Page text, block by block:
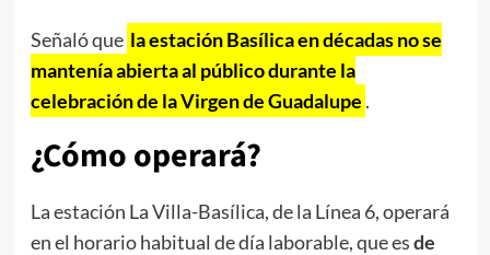
Señaló que la estación Basílica en décadas no se
mantenía abierta al público durante la
celebración de la Virgen de Guadalupe .
¿Cómo operará?
La estación La Villa-Basílica, de la Línea 6, operará
en el horario habitual de día laborable, que esde